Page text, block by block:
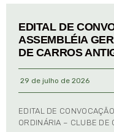
EDITAL DE
ASSEMBLÉIA
DE CARROS
29 de julho de 2026
EDITAL DE
ORDINÁRIA – CLUBE DE